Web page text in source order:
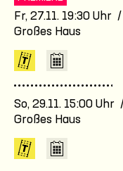
Fr, 27.11. 19:30 Uhr /
Großes Haus
So, 29.11. 15:00 Uhr /
Großes Haus